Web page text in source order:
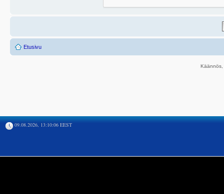
Etusivu
09.08.2026, 13:10:06 EEST